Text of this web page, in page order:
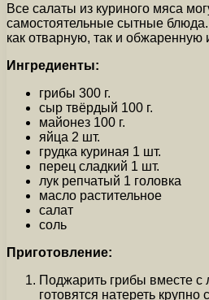
Все салаты из куриного мяса
самостоятельные сытные
как отварную, так и обжаренную
Ингредиенты:
грибы 300 г.
сыр твёрдый 100 г.
майонез 100 г.
яйца 2 шт.
грудка куриная 1 шт.
перец сладкий 1 шт.
лук репчатый 1 головка
масло растительное
салат
соль
Приготовление:
Поджарить грибы вместе с
готовятся натереть крупно